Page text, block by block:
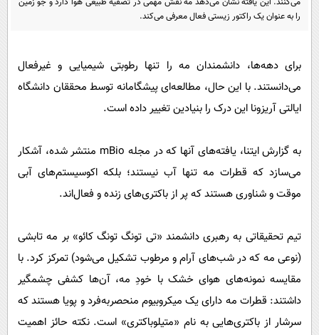
سرگرمی
گوناگون
حوادث
محیط زیست
بین الملل
حیات وحش
پیامک
دانلود
را به عنوان یک راکتور زیستی فعال معرفی می‌کند.
برای دهه‌ها، دانشمندان مه را تنها رطوبتی شیمیایی و غیرفعال
می‌دانستند. با این حال، مطالعه‌ای پیشگامانه توسط محققان دانشگاه
ایالتی آریزونا این درک را بنیادین تغییر داده است.
به گزارش ایتنا، یافته‌های آنها که در مجله mBio منتشر شده، آشکار
می‌سازد که قطرات مه تنها آب نیستند؛ بلکه اکوسیستم‌های آبی
موقت و شناوری هستند که پر از باکتری‌های زنده و فعال‌اند.
تیم تحقیقاتی به رهبری دانشمند «تی تونگ تونگ کائو» بر مه تابشی
(نوعی مه که در شب‌های آرام و مرطوب تشکیل می‌شود) تمرکز کرد. با
مقایسه نمونه‌های هوای خشک با خودِ مه، آن‌ها کشفی چشمگیر
داشتند: قطرات مه دارای یک میکروبیوم منحصربه‌فرد و پویا هستند که
سرشار از باکتری‌هایی به نام «متیلوباکتری» است. نکته حائز اهمیت